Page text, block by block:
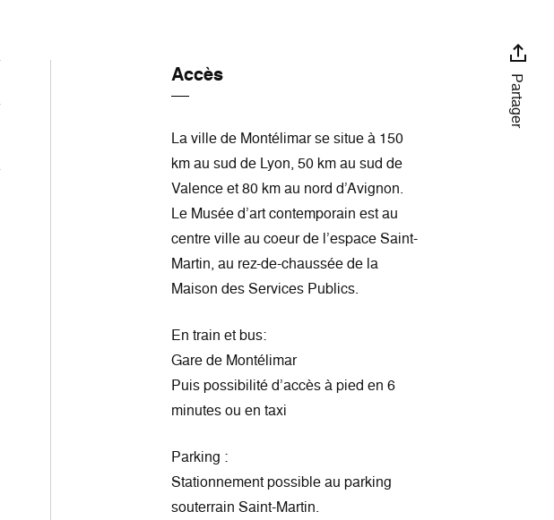
Partager
Accès
La ville de Montélimar se situe à 150
km au sud de Lyon, 50 km au sud de
Valence et 80 km au nord d’Avignon.
Le Musée d’art contemporain est au
centre ville au coeur de l’espace Saint-
Martin, au rez-de-chaussée de la
Maison des Services Publics.
En train et bus:
Gare de Montélimar
Puis possibilité d’accès à pied en 6
minutes ou en taxi
Parking :
Stationnement possible au parking
souterrain Saint-Martin.